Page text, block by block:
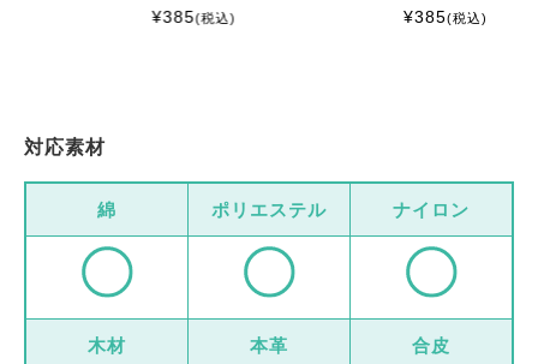
ニ12
¥385(税込)
ニ16
¥385(税込)
対応素材
綿 ポリエステル ナイロン
木材 本革 合皮